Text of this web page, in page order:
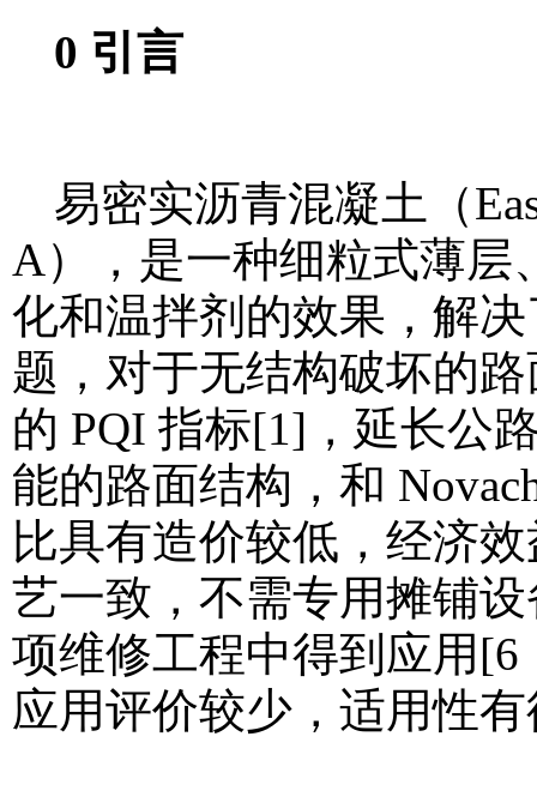
0 引言
易密实沥青混凝土（
A），是一种细粒式薄层
化和温拌剂的效果，解
题，对于无结构破坏的
的 PQI 指标[1]，延长公
能的路面结构，和
比具有造价较低，经济
艺一致，不需专用摊铺
项维修工程中得到应用
应用评价较少，适用性